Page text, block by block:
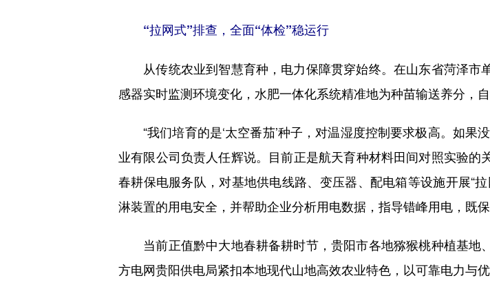
“拉网式”排查，全面“体检”稳运行
从传统农业到智慧育种，电力保障贯穿始终。在山东省菏泽市
感器实时监测环境变化，水肥一体化系统精准地为种苗输送养分，
“我们培育的是‘太空番茄’种子，对温湿度控制要求极高。如果
业有限公司负责人任辉说。目前正是航天育种材料田间对照实验
春耕保电服务队，对基地供电线路、变压器、配电箱等设施开展“
淋装置的用电安全，并帮助企业分析用电数据，指导错峰用电，既
当前正值黔中大地春耕备耕时节，贵阳市各地猕猴桃种植基地
方电网贵阳供电局紧扣本地现代山地高效农业特色，以可靠电力与